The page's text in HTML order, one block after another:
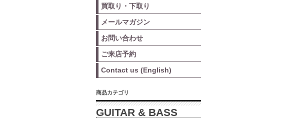
買取り・下取り
メールマガジン
お問い合わせ
ご来店予約
Contact us (English)
商品カテゴリ
GUITAR & BASS